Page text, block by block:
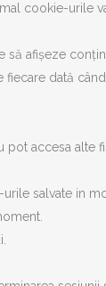
cookie-urile
să afișeze
fiecare dată
pot accesa alte
salvate in